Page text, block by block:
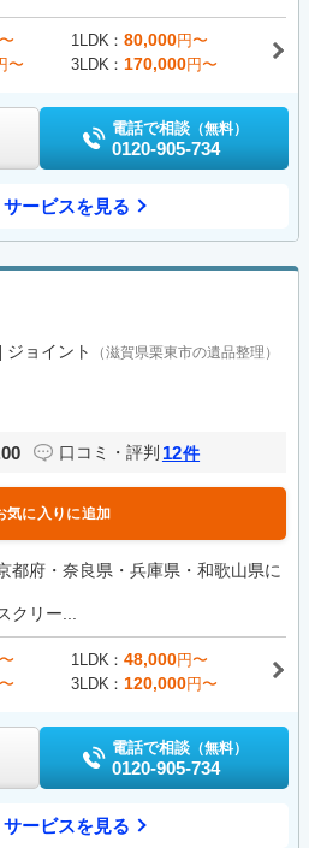
1LDK 80,000円〜
〜 3LDK 170,000円〜
電話で相談 （無料）
0120-905-734
ービスを見る
ジョイント （滋賀県栗東市の遺品整理）
口コミ・評判 12件
気に入りに追加
府・奈良県・兵庫県・和歌山県に
クリー...
1LDK 48,000円〜
3LDK 120,000円〜
電話で相談 （無料）
0120-905-734
ービスを見る